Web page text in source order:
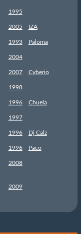
1995
2005 IZA
1993 Paloma
2004
2007 Cyberio
1998
1996 Chuela
1997
1996 Dj Calz
1996 Paco
2008
2009